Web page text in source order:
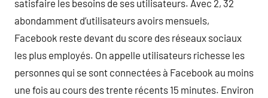
satisfaire les besoins de ses utilisateurs. Avec 2, 32
abondamment d’utilisateurs avoirs mensuels,
Facebook reste devant du score des réseaux sociaux
les plus employés. On appelle utilisateurs richesse les
personnes qui se sont connectées à Facebook au moins
une fois au cours des trente récents 15 minutes. Environ